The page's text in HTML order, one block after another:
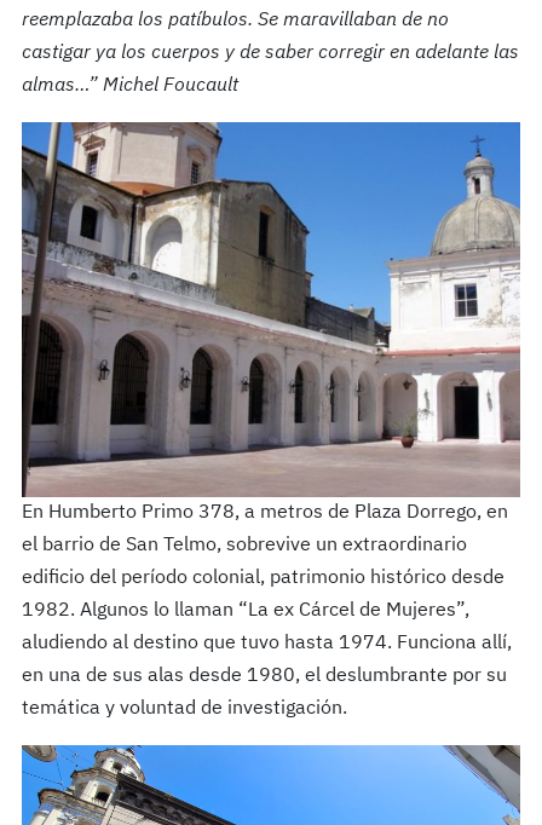
reemplazaba los patíbulos. Se maravillaban de no
castigar ya los cuerpos y de saber corregir en adelante las
almas…” Michel Foucault
En Humberto Primo 378, a metros de Plaza Dorrego, en
el barrio de San Telmo, sobrevive un extraordinario
edificio del período colonial, patrimonio histórico desde
1982. Algunos lo llaman “La ex Cárcel de Mujeres”,
aludiendo al destino que tuvo hasta 1974. Funciona allí,
en una de sus alas desde 1980, el deslumbrante por su
temática y voluntad de investigación.